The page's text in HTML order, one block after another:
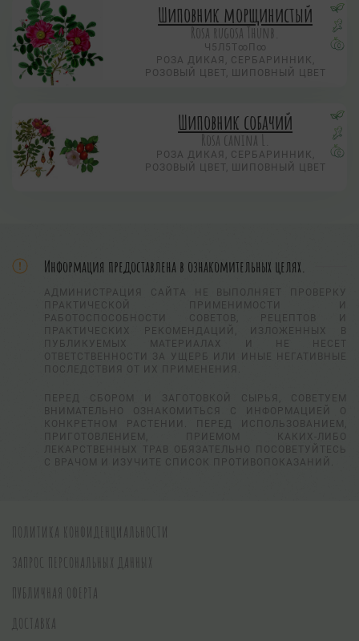
Шиповник морщинистый
Rosa rugosa Thunb.
Ч5Л5Т∞П∞
РОЗА ДИКАЯ, СЕРБАРИННИК,
РОЗОВЫЙ ЦВЕТ, ШИПОВНЫЙ ЦВЕТ
Шиповник собачий
Rosa canina L.
РОЗА ДИКАЯ, СЕРБАРИННИК,
РОЗОВЫЙ ЦВЕТ, ШИПОВНЫЙ ЦВЕТ
Информация предоставлена в ознакомительных целях.
АДМИНИСТРАЦИЯ САЙТА НЕ ВЫПОЛНЯЕТ ПРОВЕРКУ
ПРАКТИЧЕСКОЙ ПРИМЕНИМОСТИ И
РАБОТОСПОСОБНОСТИ СОВЕТОВ, РЕЦЕПТОВ И
ПРАКТИЧЕСКИХ РЕКОМЕНДАЦИЙ, ИЗЛОЖЕННЫХ В
ПУБЛИКУЕМЫХ МАТЕРИАЛАХ И НЕ НЕСЕТ
ОТВЕТСТВЕННОСТИ ЗА УЩЕРБ ИЛИ ИНЫЕ НЕГАТИВНЫЕ
ПОСЛЕДСТВИЯ ОТ ИХ ПРИМЕНЕНИЯ.
ПЕРЕД СБОРОМ И ЗАГОТОВКОЙ СЫРЬЯ, СОВЕТУЕМ
ВНИМАТЕЛЬНО ОЗНАКОМИТЬСЯ С ИНФОРМАЦИЕЙ О
КОНКРЕТНОМ РАСТЕНИИ. ПЕРЕД ИСПОЛЬЗОВАНИЕМ,
ПРИГОТОВЛЕНИЕМ, ПРИЕМОМ КАКИХ-ЛИБО
ЛЕКАРСТВЕННЫХ ТРАВ ОБЯЗАТЕЛЬНО ПОСОВЕТУЙТЕСЬ
С ВРАЧОМ И ИЗУЧИТЕ СПИСОК ПРОТИВОПОКАЗАНИЙ.
ПОЛИТИКА КОНФИДЕНЦИАЛЬНОСТИ
ЗАПРОС ПЕРСОНАЛЬНЫХ ДАННЫХ
ПУБЛИЧНАЯ ОФЕРТА
ДОСТАВКА